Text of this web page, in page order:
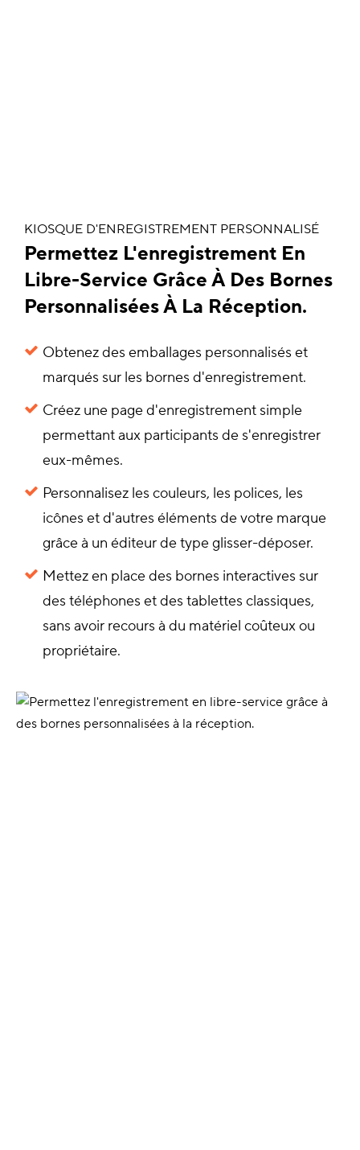
KIOSQUE D'ENREGISTREMENT PERSONNALISÉ
Permettez L'enregistrement En
Libre-Service Grâce À Des Bornes
Personnalisées À La Réception.
Obtenez des emballages personnalisés et
marqués sur les bornes d'enregistrement.
Créez une page d'enregistrement simple
permettant aux participants de s'enregistrer
eux-mêmes.
Personnalisez les couleurs, les polices, les
icônes et d'autres éléments de votre marque
grâce à un éditeur de type glisser-déposer.
Mettez en place des bornes interactives sur
des téléphones et des tablettes classiques,
sans avoir recours à du matériel coûteux ou
propriétaire.